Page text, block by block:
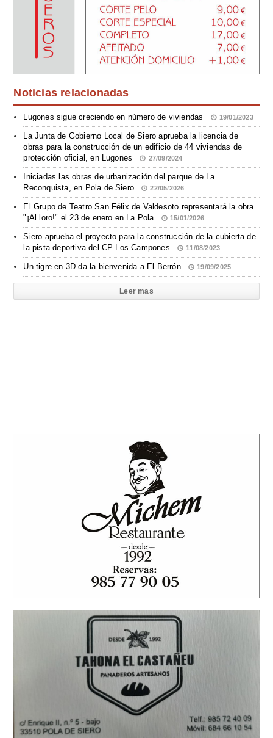
Noticias relacionadas
Lugones sigue creciendo en número de viviendas 19/01/2023
La Junta de Gobierno Local de Siero aprueba la licencia de
obras para la construcción de un edificio de 44 viviendas de
protección oficial, en Lugones
27/09/2024
Iniciadas las obras de urbanización del parque de La
Reconquista, en Pola de Siero
22/05/2026
El Grupo de Teatro San Félix de Valdesoto representará la obra
"¡Al loro!" el 23 de enero en La Pola
15/01/2026
Siero aprueba el proyecto para la construcción de la cubierta de
la pista deportiva del CP Los Campones
11/08/2023
Un tigre en 3D da la bienvenida a El Berrón 19/09/2025
Leer mas